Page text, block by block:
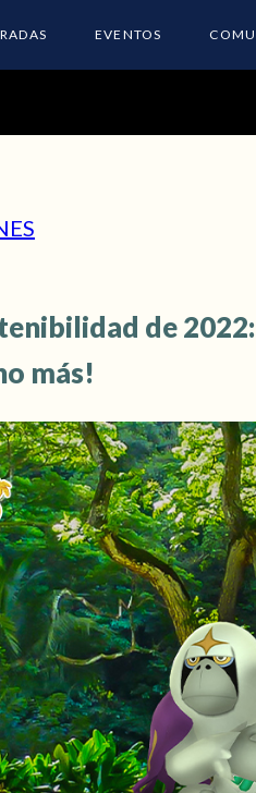
EVENTOS
de
más!